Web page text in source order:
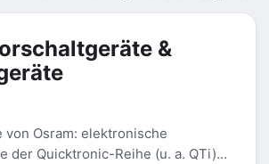
&
von Osram: elektronische
der Quicktronic-Reihe (u. a. QTi)